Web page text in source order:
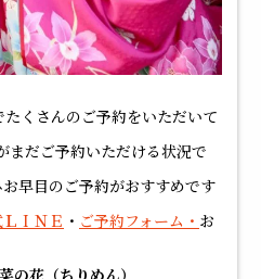
くさんのご予約をいただいて
だご予約いただける状況で
早目のご予約がおすすめです
ＩＮＥ ・ ご予約フォーム・ お
菜の花（ちりめん）